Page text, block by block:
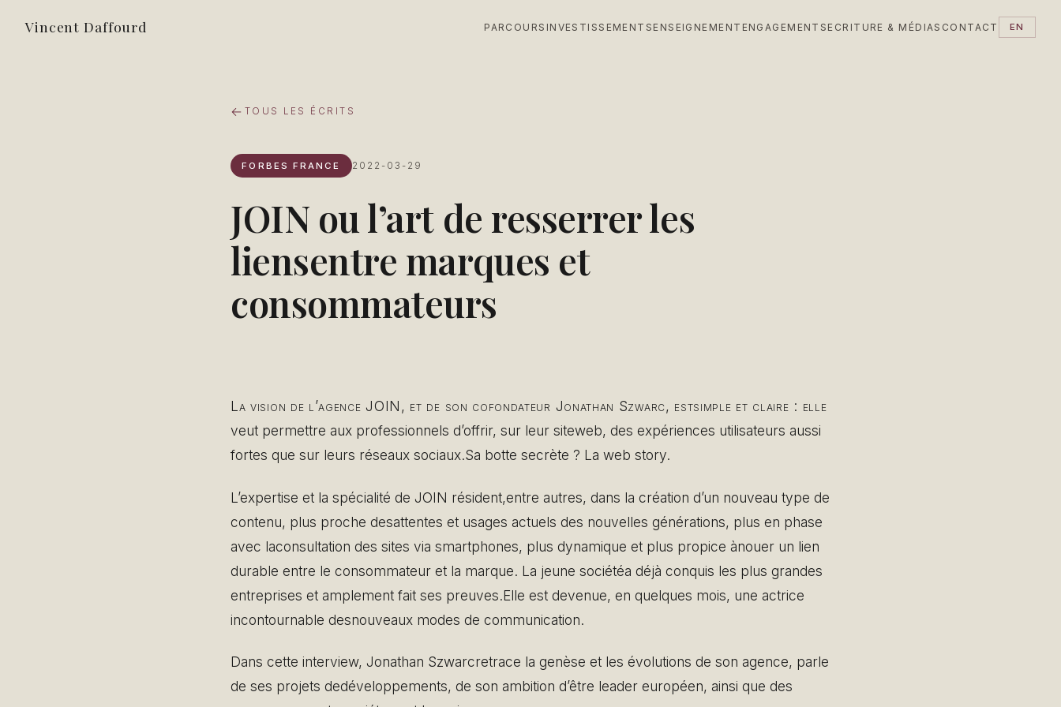
Vincent Daffourd PARCOURS INVESTISSEMENTS ENSEIGNEMENT ENGAGEMENTS ECRITURE & MÉDIAS CONTACT EN
TOUS LES ÉCRITS
FORBES FRANCE 2022-03-29
JOIN ou l’art de resserrer les
liensentre marques et
consommateurs
La vision de l’agence JOIN, et de son cofondateur Jonathan Szwarc, estsimple et claire : elle
veut permettre aux professionnels d’offrir, sur leur siteweb, des expériences utilisateurs aussi
fortes que sur leurs réseaux sociaux.Sa botte secrète ? La web story.
L’expertise et la spécialité de JOIN résident,entre autres, dans la création d’un nouveau type de
contenu, plus proche desattentes et usages actuels des nouvelles générations, plus en phase
avec laconsultation des sites via smartphones, plus dynamique et plus propice ànouer un lien
durable entre le consommateur et la marque. La jeune sociétéa déjà conquis les plus grandes
entreprises et amplement fait ses preuves.Elle est devenue, en quelques mois, une actrice
incontournable desnouveaux modes de communication.
Dans cette interview, Jonathan Szwarcretrace la genèse et les évolutions de son agence, parle
de ses projets dedéveloppements, de son ambition d’être leader européen, ainsi que des